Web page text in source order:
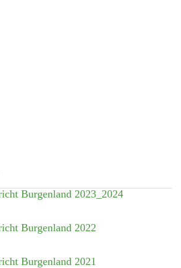
Burgenland 2023_2024
Burgenland 2022
Burgenland 2021